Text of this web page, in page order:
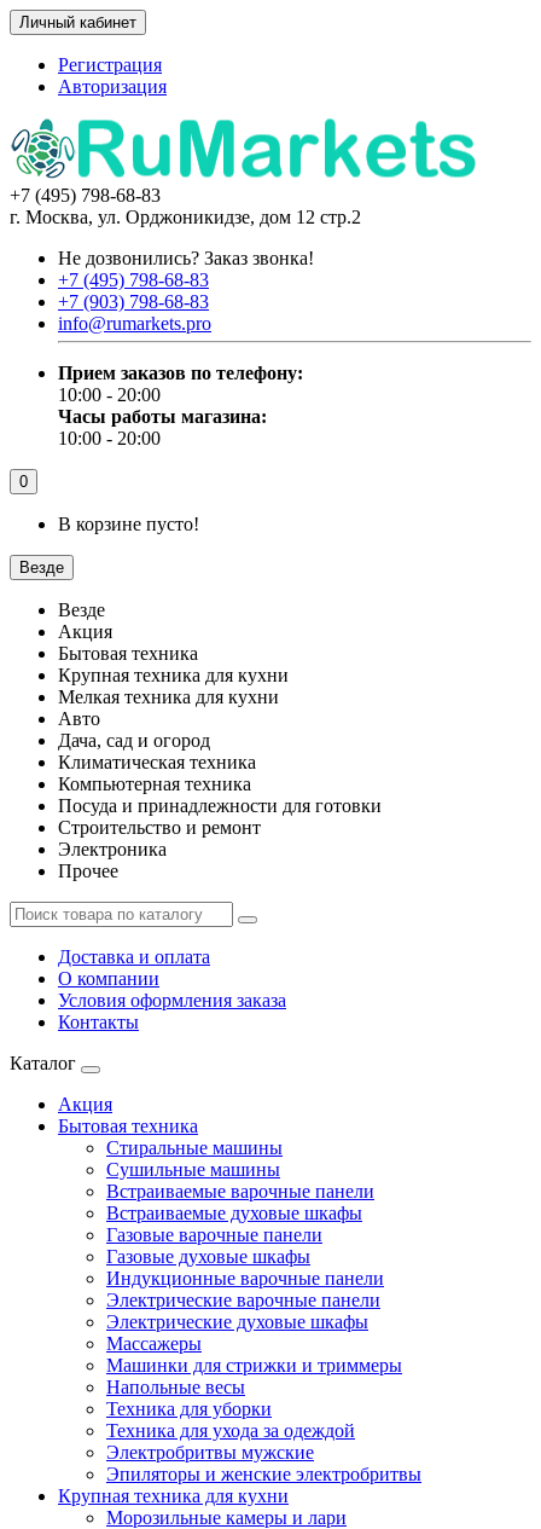
Личный кабинет
Регистрация
Авторизация
+7 (495) 798-68-83
г. Москва, ул. Орджоникидзе, дом 12 стр.2
Не дозвонились? Заказ звонка!
+7 (495) 798-68-83
+7 (903) 798-68-83
info@rumarkets.pro
Прием заказов по телефону:
10:00 - 20:00
Часы работы магазина:
10:00 - 20:00
0
В корзине пусто!
Везде
Везде
Акция
Бытовая техника
Крупная техника для кухни
Мелкая техника для кухни
Авто
Дача, сад и огород
Климатическая техника
Компьютерная техника
Посуда и принадлежности для готовки
Строительство и ремонт
Электроника
Прочее
Доставка и оплата
О компании
Условия оформления заказа
Контакты
Каталог
Акция
Бытовая техника
Стиральные машины
Сушильные машины
Встраиваемые варочные панели
Встраиваемые духовые шкафы
Газовые варочные панели
Газовые духовые шкафы
Индукционные варочные панели
Электрические варочные панели
Электрические духовые шкафы
Массажеры
Машинки для стрижки и триммеры
Напольные весы
Техника для уборки
Техника для ухода за одеждой
Электробритвы мужские
Эпиляторы и женские электробритвы
Крупная техника для кухни
Морозильные камеры и лари